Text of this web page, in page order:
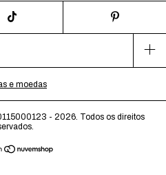
e moedas
- 2026. Todos os direitos